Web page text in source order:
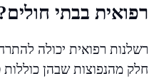
רפואית בבתי
רשלנות רפואית יכולה
חלק מהנפוצות שבהן כוללות